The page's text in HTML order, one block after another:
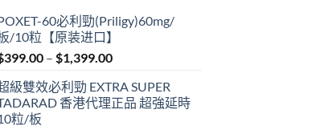
60必利勁(Priligy)60mg/
/10粒【原装进口】
399.00 – $1,399.00Price
$399.00
through
級雙效必利勁 EXTRA SUPER
香港代理正品 超強延時
粒/板